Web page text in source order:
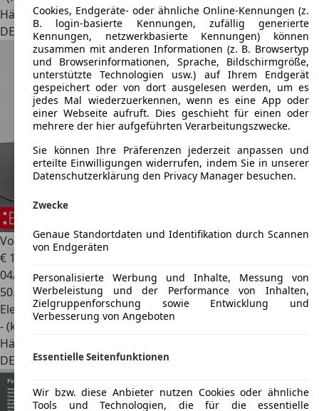
Händler
DE 74564Crailsheim
Volkswagen e-up!Edition RFK PDC SHZ
€ 16.290
04/2022
50.200 km
Elektro
- (kWh/100 km)
Händler
DE 94315Straubing
Cookies, Endgeräte- oder ähnliche Online-Kennungen (z.
B. login-basierte Kennungen, zufällig generierte
Kennungen, netzwerkbasierte Kennungen) können
zusammen mit anderen Informationen (z. B. Browsertyp
und Browserinformationen, Sprache, Bildschirmgröße,
unterstützte Technologien usw.) auf Ihrem Endgerät
gespeichert oder von dort ausgelesen werden, um es
jedes Mal wiederzuerkennen, wenn es eine App oder
einer Webseite aufruft. Dies geschieht für einen oder
mehrere der hier aufgeführten Verarbeitungszwecke.
Sie können Ihre Präferenzen jederzeit anpassen und
erteilte Einwilligungen widerrufen, indem Sie in unserer
Datenschutzerklärung den Privacy Manager besuchen.
Zwecke
Genaue Standortdaten und Identifikation durch Scannen
von Endgeräten
Personalisierte Werbung und Inhalte, Messung von
Werbeleistung und der Performance von Inhalten,
Zielgruppenforschung sowie Entwicklung und
Verbesserung von Angeboten
Essentielle Seitenfunktionen
Wir bzw. diese Anbieter nutzen Cookies oder ähnliche
Tools und Technologien, die für die essentielle